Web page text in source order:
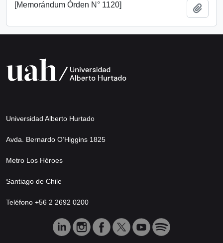
[Memorándum Órden N° 1120]
Universidad Alberto Hurtado
Avda. Bernardo O’Higgins 1825
Metro Los Héroes
Santiago de Chile
Teléfono +56 2 2692 0200